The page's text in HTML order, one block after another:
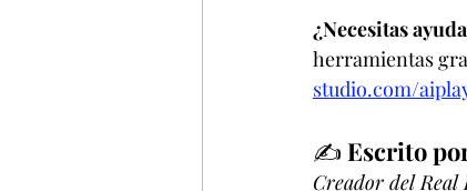
¿Necesitas
herramientas
studio.com/
✍️ Escrito
Creador del Real